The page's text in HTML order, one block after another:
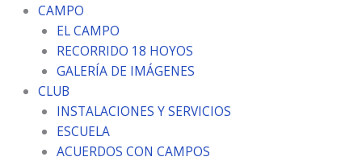
CAMPO
EL CAMPO
RECORRIDO 18 HOYOS
GALERÍA DE IMÁGENES
CLUB
INSTALACIONES Y SERVICIOS
ESCUELA
ACUERDOS CON CAMPOS